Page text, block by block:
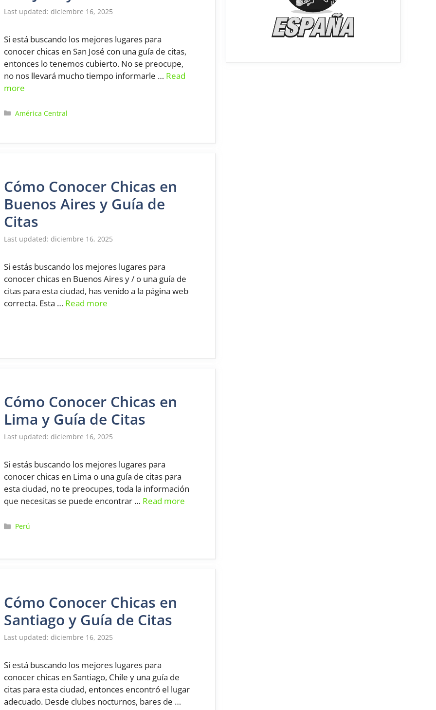
diciembre 16, 2025
Si está buscando los mejores lugares para
conocer chicas en San José con una guía de citas,
entonces lo tenemos cubierto. No se preocupe,
no nos llevará mucho tiempo informarle … Read
more
Categorías
América Central
Cómo Conocer Chicas en
Buenos Aires y Guía de
Citas
diciembre 16, 2025
Si estás buscando los mejores lugares para
conocer chicas en Buenos Aires y / o una guía de
citas para esta ciudad, has venido a la página web
correcta. Esta … Read more
Cómo Conocer Chicas en
Lima y Guía de Citas
diciembre 16, 2025
Si estás buscando los mejores lugares para
conocer chicas en Lima o una guía de citas para
esta ciudad, no te preocupes, toda la información
que necesitas se puede encontrar … Read more
Categorías
Perú
Cómo Conocer Chicas en
Santiago y Guía de Citas
diciembre 16, 2025
Si está buscando los mejores lugares para
conocer chicas en Santiago, Chile y una guía de
citas para esta ciudad, entonces encontró el lugar
adecuado. Desde clubes nocturnos, bares de …